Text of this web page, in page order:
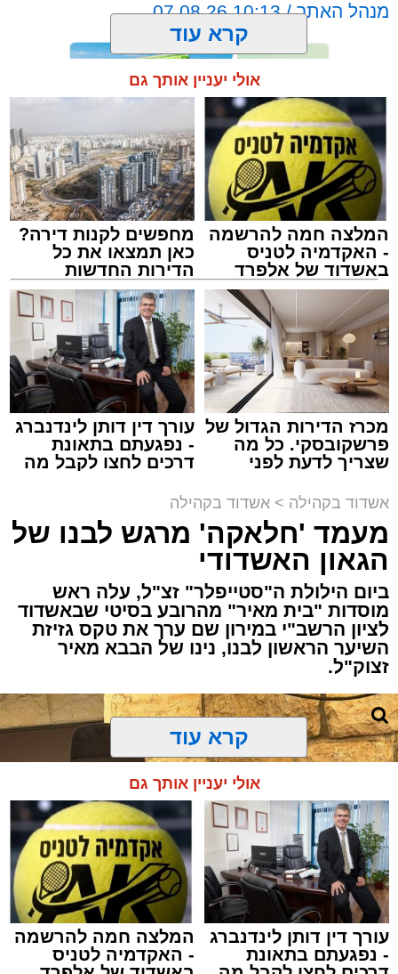
מנהל האתר / 10:13 07.08.26
תגים:אשדוד, מעגלים, דודי קאליש
זה היה ארוע יוצא דופן. בלי מילים.
במשך שעות ארוכות של ליל שישי, נהנו המונים
מתושבי אשדוד מהארוע המרכזי של 'מעגלים'.
ואכן, כפי שהובטח, לא היה מדובר במופע שגרתי,
אלא במעמד של טיש חסידי אותנטי, שהצליח
לסחוף אליו את ההמונים מעומק ימי החולין - אל
תוך האווירה השבתית של חצרות הקודש.
המעמד, שהתקיים ביוזמת 'מעגלים', נערך
בראשות בעל המנגן ר' דודי קאליש, שידוע
בכישרונו להגיש יצירות עומק ברגש יהודי לוהט
ופנימי, כשלצידו ליד השולחן הסיבו, חבושי
שטריימלך, מקהלת "נגינה" המפוארת בליווי הרכב
מוזיקלי מורחב. ואכן, בשעות הבאות נסחפו
המשתתפים על גבי צליליה הענוגים של שבת
קודש, כשהם נהנים וחווים מקרוב את יצירות
קרא עוד
אולי יעניין אותך גם
המלצה חמה להרשמה
- האקדמיה לטניס
באשדוד של אלפרד
קריאולנסקי - לילדים
מחפשים לקנות דירה?
כאן תמצאו את כל
הדירות החדשות
למכירה באשדוד >>>
מכרז הדירות הגדול של
פרשקובסקי. כל מה
שצריך לדעת לפני
באשדוד
עורך דין דותן לינדנברג
- נפגעתם בתאונת
דרכים לחצו לקבל מה
אשדוד בקהילה > אשדוד בקהילה
מעמד 'חלאקה' מרגש לבנו של
הגאון האשדודי
ביום הילולת ה"סטייפלר" זצ"ל, עלה ראש
מוסדות "בית מאיר" מהרובע בסיטי שבאשדוד
לציון הרשב"י במירון שם ערך את טקס גזיזת
השיער הראשון לבנו, נינו של הבבא מאיר
זצוק"ל.
קרא עוד
אולי יעניין אותך גם
עורך דין דותן לינדנברג
- נפגעתם בתאונת
המלצה חמה להרשמה
- האקדמיה לטניס